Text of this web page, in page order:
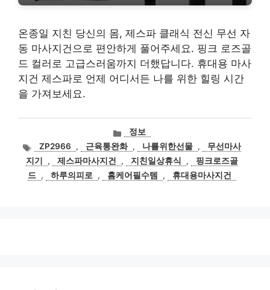
온종일 지친 당신의 몸, 제스파 클래식 전신 무선 자
동 마사지건으로 편안하게 풀어주세요. 핑크 로즈골
드 컬러로 고급스러움까지 더했답니다. 휴대용 마사
지건 제스파로 언제 어디서든 나를 위한 힐링 시간
을 가져보세요.
카
테
고
리
정보
태
그
ZP2966 , 근육통완화 , 나를위한선물 ,
무선마사
지기
, 제스파마사지건 , 지친일상휴식 ,
핑크로즈골
드 , 하루의피로 , 홈케어필수템 , 휴대용마사지건